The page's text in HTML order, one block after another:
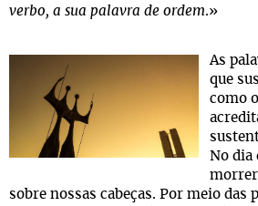
verbo, a sua palavra de ordem.»
As
que
como
No dia
sobre nossas cabeças. Por meio das